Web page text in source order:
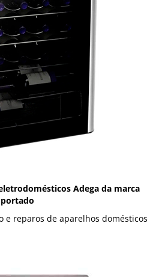
Adega da marca
e reparos de aparelhos domésticos